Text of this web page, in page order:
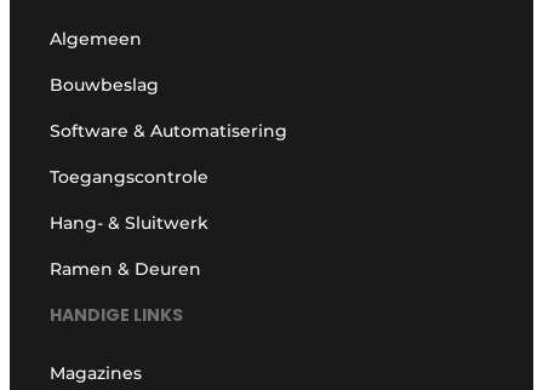
Algemeen
Bouwbeslag
Software & Automatisering
Toegangscontrole
Hang- & Sluitwerk
Ramen & Deuren
HANDIGE LINKS
Magazines